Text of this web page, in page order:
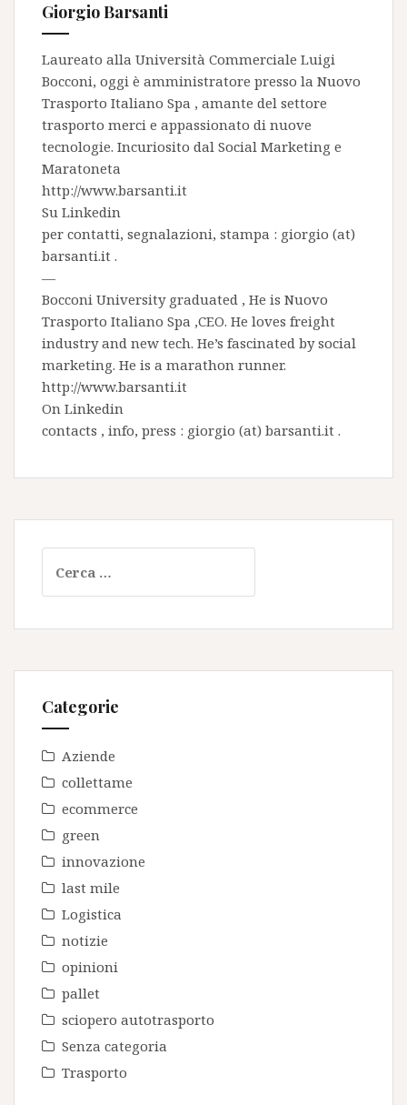
Giorgio Barsanti
Laureato alla Università Commerciale Luigi
Bocconi, oggi è amministratore presso la Nuovo
Trasporto Italiano Spa , amante del settore
trasporto merci e appassionato di nuove
tecnologie. Incuriosito dal Social Marketing e
Maratoneta
http://www.barsanti.it
Su Linkedin
per contatti, segnalazioni, stampa : giorgio (at)
barsanti.it .
—
Bocconi University graduated , He is Nuovo
Trasporto Italiano Spa ,CEO. He loves freight
industry and new tech. He’s fascinated by social
marketing. He is a marathon runner.
http://www.barsanti.it
On Linkedin
contacts , info, press : giorgio (at) barsanti.it .
per:
Categorie
Aziende
collettame
ecommerce
green
innovazione
last mile
Logistica
notizie
opinioni
pallet
sciopero autotrasporto
Senza categoria
Trasporto